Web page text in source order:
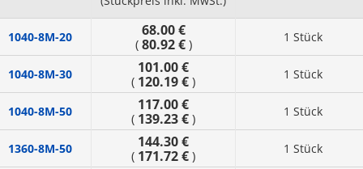
1040-8M-20 68.00 €
( 80.92 €) 1 Stück
1040-8M-30 101.00 €
( 120.19 € ) 1 Stück
1040-8M-50 117.00 €
( 139.23 € ) 1 Stück
1360-8M-50 144.30 €
( 171.72 € ) 1 Stück